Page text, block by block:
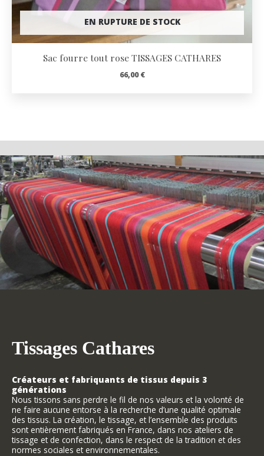
EN RUPTURE DE STOCK
Sac fourre tout rose TISSAGES CATHARES
66,00€
Tissages Cathares
Créateurs et fabriquants de tissus depuis 3
générations
Nous tissons sans perdre le fil de nos valeurs et la volonté de
ne faire aucune entorse à la recherche d’une qualité optimale
des tissus. La création, le tissage, et l’ensemble des produits
sont entièrement fabriqués en France, dans nos ateliers de
tissage et de confection, dans le respect de la tradition et des
normes sociales et environnementales.